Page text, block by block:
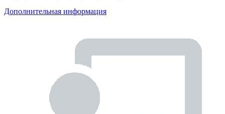
Дополнительная информация